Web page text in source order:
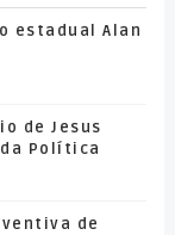
estadual Alan
de Jesus
Política
de